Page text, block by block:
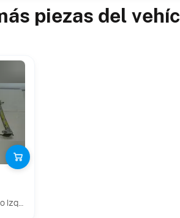
piezas del
Coupe